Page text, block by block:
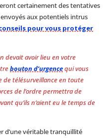
certainement des tentatives
envoyés aux potentiels intrus
pour vous protéger
devait avoir lieu en votre
bouton d’urgencequi vous
de télésurveillance en toute
de l’ordre permettra de
qu’ils n’aient eu le temps de
d’une véritable tranquillité